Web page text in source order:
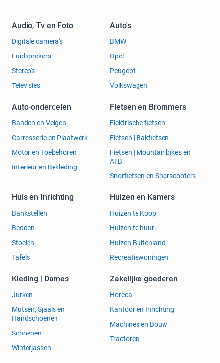
Audio, Tv en Foto
Digitale camera's
Luidsprekers
Stereo's
Televisies
Auto's
BMW
Opel
Peugeot
Volkswagen
Auto-onderdelen
Banden en Velgen
Carrosserie en Plaatwerk
Motor en Toebehoren
Interieur en Bekleding
Fietsen en Brommers
Elektrische fietsen
Fietsen | Bakfietsen
Fietsen | Mountainbikes en
ATB
Snorfietsen en Snorscooters
Huis en Inrichting
Bankstellen
Bedden
Stoelen
Tafels
Huizen en Kamers
Huizen te Koop
Huizen te huur
Huizen Buitenland
Recreatiewoningen
Kleding | Dames
Jurken
Mutsen, Sjaals en
Handschoenen
Schoenen
Winterjassen
Zakelijke goederen
Horeca
Kantoor en Inrichting
Machines en Bouw
Tractoren